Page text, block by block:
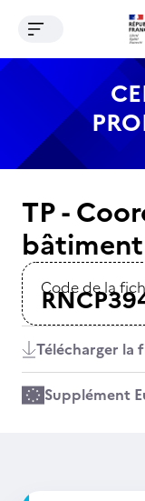
ContenuOuvrir le
TP -
bâtiment
Code de la
Télécharger la
Supplément